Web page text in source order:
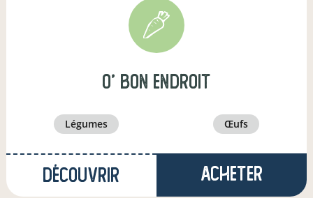
O' bon endroit
légumes œufs
Découvrir Acheter